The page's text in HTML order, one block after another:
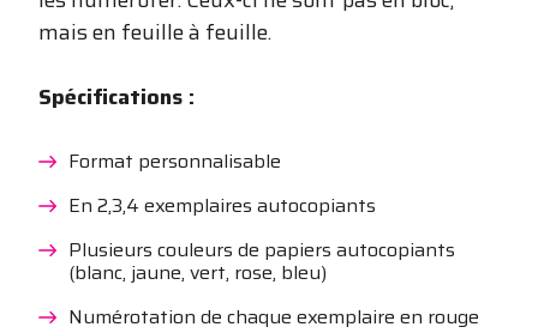
mais en feuille à feuille.
Spécifications :
Format personnalisable
En 2,3,4 exemplaires autocopiants
Plusieurs couleurs de papiers autocopiants
(blanc, jaune, vert, rose, bleu)
Numérotation de chaque exemplaire en rouge